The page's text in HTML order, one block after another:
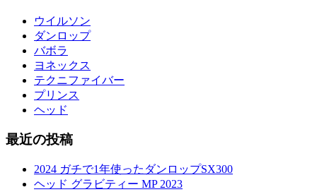
ウイルソン
ダンロップ
バボラ
ヨネックス
テクニファイバー
プリンス
ヘッド
最近の投稿
2024 ガチで1年使ったダンロップSX300
ヘッド グラビティー MP 2023